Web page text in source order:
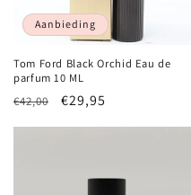
Aanbieding
Tom Ford Black Orchid Eau de
parfum 10 ML
Normale
€42,00 Aanbiedingsprijs
€29,95